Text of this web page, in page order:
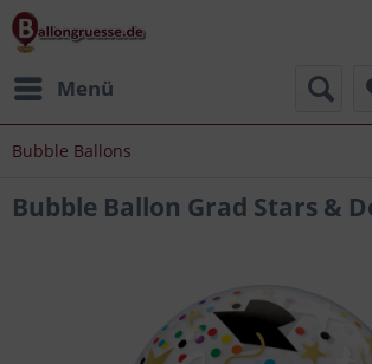
Menü
Bubble Ballons
Bubble Ballon Grad Stars &